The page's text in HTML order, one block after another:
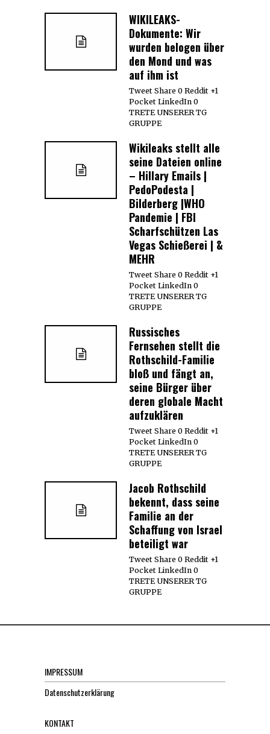
WIKILEAKS-
Dokumente: Wir
wurden belogen über
den Mond und was
auf ihm ist
Tweet Share 0 Reddit +1
Pocket LinkedIn 0
TRETE UNSERER TG
GRUPPE
Wikileaks stellt alle
seine Dateien online
– Hillary Emails |
PedoPodesta |
Bilderberg |WHO
Pandemie | FBI
Scharfschützen Las
Vegas Schießerei | &
MEHR
Tweet Share 0 Reddit +1
Pocket LinkedIn 0
TRETE UNSERER TG
GRUPPE
Russisches
Fernsehen stellt die
Rothschild-Familie
bloß und fängt an,
seine Bürger über
deren globale Macht
aufzuklären
Tweet Share 0 Reddit +1
Pocket LinkedIn 0
TRETE UNSERER TG
GRUPPE
Jacob Rothschild
bekennt, dass seine
Familie an der
Schaffung von Israel
beteiligt war
Tweet Share 0 Reddit +1
Pocket LinkedIn 0
TRETE UNSERER TG
GRUPPE
IMPRESSUM
Datenschutzerklärung
KONTAKT